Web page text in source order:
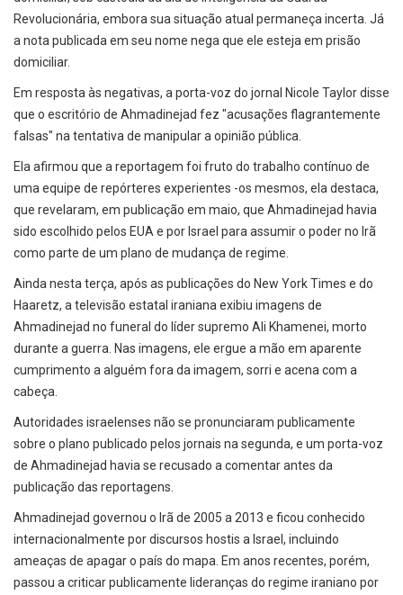
Revolucionária, embora sua situação atual permaneça incerta. Já
a nota publicada em seu nome nega que ele esteja em prisão
domiciliar.
Em resposta às negativas, a porta-voz do jornal Nicole Taylor disse
que o escritório de Ahmadinejad fez "acusações flagrantemente
falsas" na tentativa de manipular a opinião pública.
Ela afirmou que a reportagem foi fruto do trabalho contínuo de
uma equipe de repórteres experientes -os mesmos, ela destaca,
que revelaram, em publicação em maio, que Ahmadinejad havia
sido escolhido pelos EUA e por Israel para assumir o poder no Irã
como parte de um plano de mudança de regime.
Ainda nesta terça, após as publicações do New York Times e do
Haaretz, a televisão estatal iraniana exibiu imagens de
Ahmadinejad no funeral do líder supremo Ali Khamenei, morto
durante a guerra. Nas imagens, ele ergue a mão em aparente
cumprimento a alguém fora da imagem, sorri e acena com a
cabeça.
Autoridades israelenses não se pronunciaram publicamente
sobre o plano publicado pelos jornais na segunda, e um porta-voz
de Ahmadinejad havia se recusado a comentar antes da
publicação das reportagens.
Ahmadinejad governou o Irã de 2005 a 2013 e ficou conhecido
internacionalmente por discursos hostis a Israel, incluindo
ameaças de apagar o país do mapa. Em anos recentes, porém,
passou a criticar publicamente lideranças do regime iraniano por